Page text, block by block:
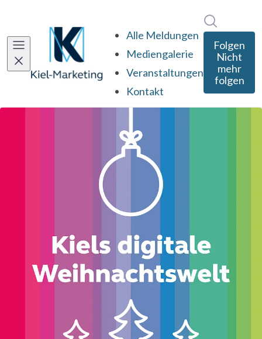
Alle Meldungen
Mediengalerie
Veranstaltungen
Kontakt
Folgen
Nicht
mehr
folgen